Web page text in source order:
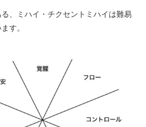
、ミハイ・チクセントミハイは難易
す。